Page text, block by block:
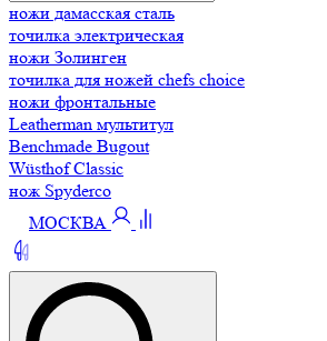
ножи дамасская сталь
точилка электрическая
ножи Золинген
точилка для ножей chefs choice
ножи фронтальные
Leatherman мультитул
Benchmade Bugout
Wüsthof Classic
нож Spyderco
МОСКВА